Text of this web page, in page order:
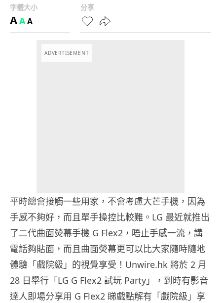
字體大小
AAA
分享
ADVERTISEMENT
平時總會接觸一些用家，不會考慮大芒手機，因為
手感不夠好，而且單手操控比較難。LG 最近就推出
了二代曲面熒幕手機 G Flex2，唔止手感一流，講
電話夠貼面，而且曲面熒幕更可以比大家隨時隨地
體驗「戲院級」的視覺享受！Unwire.hk 將於 2 月
28 日舉行「LG G Flex2 試玩 Party」，到時有影音
達人即場分享用 G Flex2 睇戲點解有「戲院級」享